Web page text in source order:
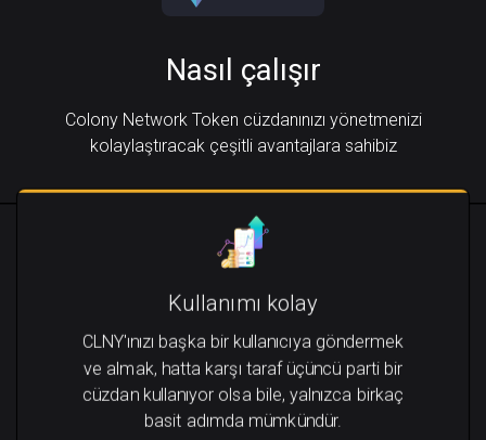
Nasıl çalışır
Colony Network Token cüzdanınızı yönetmenizi
kolaylaştıracak çeşitli avantajlara sahibiz
Kullanımı kolay
CLNY'ınızı başka bir kullanıcıya göndermek
ve almak, hatta karşı taraf üçüncü parti bir
cüzdan kullanıyor olsa bile, yalnızca birkaç
basit adımda mümkündür.